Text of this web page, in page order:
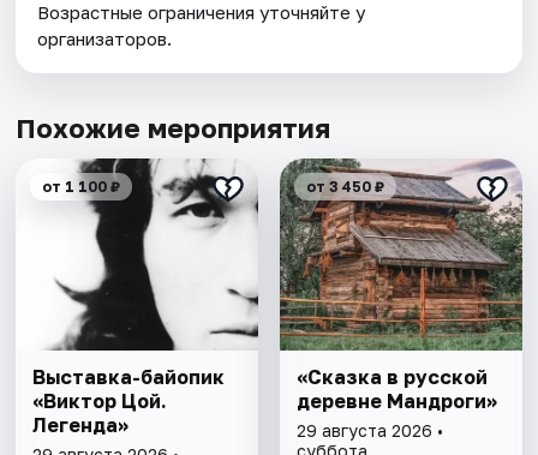
Возрастные ограничения уточняйте у
организаторов.
Похожие мероприятия
от 1 100 ₽
Выставка-байопик
«Виктор Цой.
Легенда»
от 3 450 ₽
«Сказка в русской
деревне Мандроги»
29 августа 2026 •